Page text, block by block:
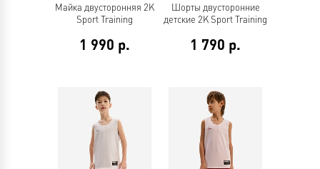
Майка двусторонняя 2K
Sport Training
1 990 р.
Шорты двусторонние
детские 2K Sport Training
1 790 р.